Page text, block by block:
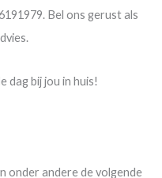
Bel ons gerust als
dag bij jou in huis!
onder andere de volgende